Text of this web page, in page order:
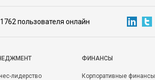
1762 пользователя онлайн
лидерство
ФИНАНСЫ
Корпоративные финансы